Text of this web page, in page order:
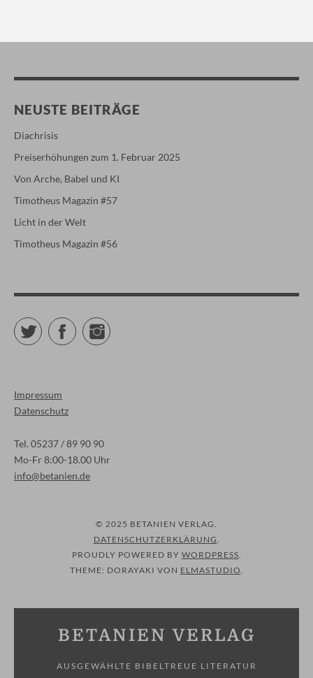
NEUSTE BEITRÄGE
Diachrisis
Preiserhöhungen zum 1. Februar 2025
Von Arche, Babel und KI
Timotheus Magazin #57
Licht in der Welt
Timotheus Magazin #56
Twitter FacebookInstagram
Impressum
Datenschutz
Tel. 05237 / 89 90 90
Mo-Fr 8:00-18.00 Uhr
info@betanien.de
© 2025 BETANIEN VERLAG
DATENSCHUTZERKLÄRUNG
PROUDLY POWERED BY WORDPRESS
THEME: DORAYAKI VON ELMASTUDIO
BETANIEN VERLAG
AUSGEWÄHLTE BIBELTREUE LITERATUR